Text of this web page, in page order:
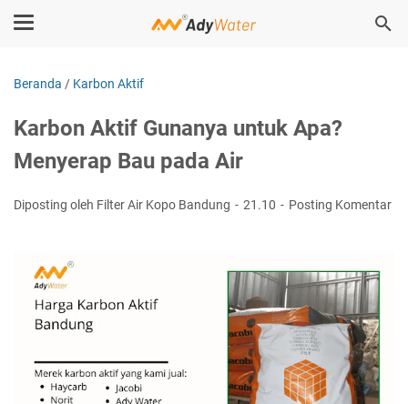
Beranda / Karbon Aktif
Karbon Aktif Gunanya untuk Apa?
Menyerap Bau pada Air
Diposting oleh Filter Air Kopo Bandung 21.10 Posting Komentar